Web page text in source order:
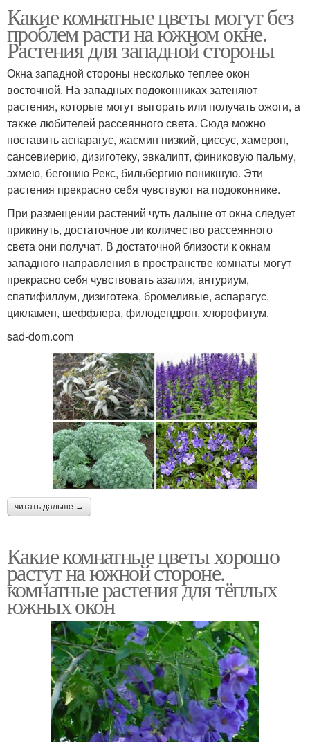
Какие комнатные цветы могут без
проблем расти на южном окне.
Растения для западной стороны
Окна западной стороны несколько теплее окон
восточной. На западных подоконниках затеняют
растения, которые могут выгорать или получать ожоги, а
также любителей рассеянного света. Сюда можно
поставить аспарагус, жасмин низкий, циссус, хамероп,
сансевиерию, дизиготеку, эвкалипт, финиковую пальму,
эхмею, бегонию Рекс, бильбергию поникшую. Эти
растения прекрасно себя чувствуют на подоконнике.
При размещении растений чуть дальше от окна следует
прикинуть, достаточное ли количество рассеянного
света они получат. В достаточной близости к окнам
западного направления в пространстве комнаты могут
прекрасно себя чувствовать азалия, антуриум,
спатифиллум, дизиготека, бромеливые, аспарагус,
цикламен, шеффлера, филодендрон, хлорофитум.
sad-dom.com
читать дальше →
Какие комнатные цветы хорошо
растут на южной стороне.
комнатные растения для тёплых
южных окон